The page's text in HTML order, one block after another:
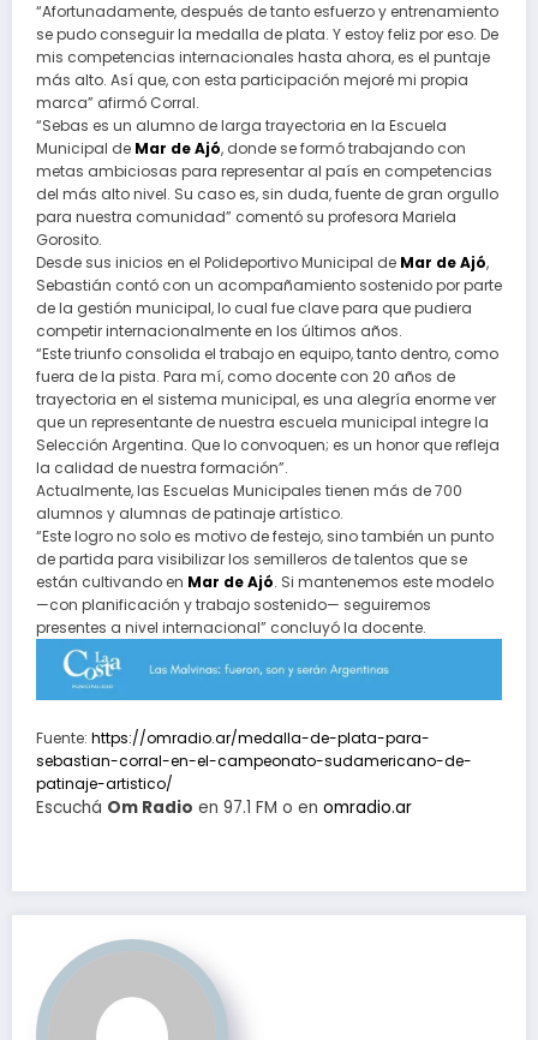
“Afortunadamente, después de tanto esfuerzo y entrenamiento
se pudo conseguir la medalla de plata. Y estoy feliz por eso. De
mis competencias internacionales hasta ahora, es el puntaje
más alto. Así que, con esta participación mejoré mi propia
marca” afirmó Corral.
“Sebas es un alumno de larga trayectoria en la Escuela
Municipal de Mar de Ajó, donde se formó trabajando con
metas ambiciosas para representar al país en competencias
del más alto nivel. Su caso es, sin duda, fuente de gran orgullo
para nuestra comunidad” comentó su profesora Mariela
Gorosito.
Desde sus inicios en el Polideportivo Municipal de Mar de Ajó,
Sebastián contó con un acompañamiento sostenido por parte
de la gestión municipal, lo cual fue clave para que pudiera
competir internacionalmente en los últimos años.
“Este triunfo consolida el trabajo en equipo, tanto dentro, como
fuera de la pista. Para mí, como docente con 20 años de
trayectoria en el sistema municipal, es una alegría enorme ver
que un representante de nuestra escuela municipal integre la
Selección Argentina. Que lo convoquen; es un honor que refleja
la calidad de nuestra formación”.
Actualmente, las Escuelas Municipales tienen más de 700
alumnos y alumnas de patinaje artístico.
“Este logro no solo es motivo de festejo, sino también un punto
de partida para visibilizar los semilleros de talentos que se
están cultivando en Mar de Ajó. Si mantenemos este modelo
—con planificación y trabajo sostenido— seguiremos
presentes a nivel internacional” concluyó la docente.
Fuente: https://omradio.ar/medalla-de-plata-para-
sebastian-corral-en-el-campeonato-sudamericano-de-
patinaje-artistico/
Escuchá Om Radio en 97.1 FM o en omradio.ar